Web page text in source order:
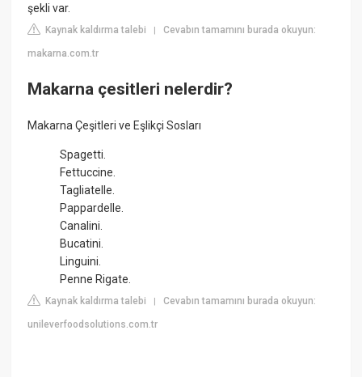
şekli var.
Kaynak kaldırma talebi |Cevabın tamamını burada okuyun:
makarna.com.tr
Makarna çesitleri nelerdir?
Makarna Çeşitleri ve Eşlikçi Sosları
Spagetti.
Fettuccine.
Tagliatelle.
Pappardelle.
Canalini.
Bucatini.
Linguini.
Penne Rigate.
Kaynak kaldırma talebi |Cevabın tamamını burada okuyun:
unileverfoodsolutions.com.tr